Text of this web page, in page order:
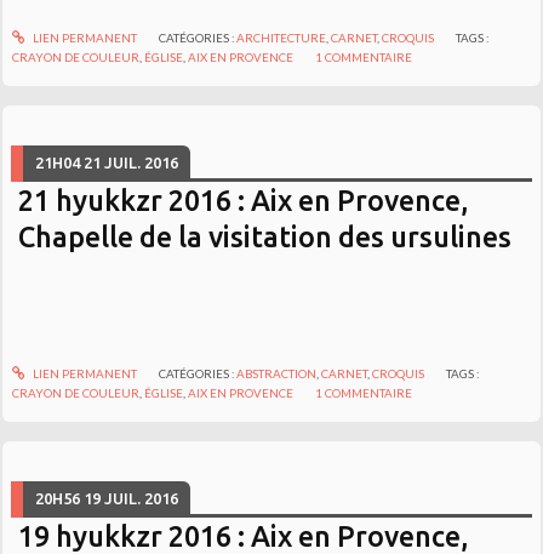
LIEN PERMANENT CATÉGORIES :ARCHITECTURE, CARNET,CROQUIS
TAGS :
CRAYON DE COULEUR ÉGLISE ,AIX EN PROVENCE 1 COMMENTAIRE
21H04 21 JUIL. 2016
21 hyukkzr 2016 : Aix en Provence,
Chapelle de la visitation des ursulines
LIEN PERMANENT CATÉGORIES :ABSTRACTION CARNET,CROQUIS
TAGS :
CRAYON DE COULEUR ÉGLISE ,AIX EN PROVENCE 1 COMMENTAIRE
20H56 19 JUIL. 2016
19 hyukkzr 2016 : Aix en Provence,